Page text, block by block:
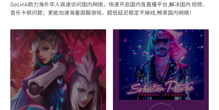
GoLink助力海外华人高速访问国内网络，快速开启国内各直播平台,解决国内 视频、
音乐卡顿问题；更能加速海量国服游戏，超低延迟稳定不掉线,畅享国内网络！